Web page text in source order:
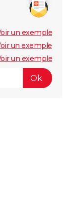
un exemple
un exemple
un exemple